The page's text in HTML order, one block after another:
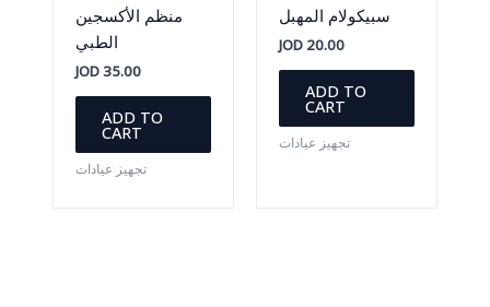
منظم الأكسجين
الطبي
JOD35.00
ADD TO
CART
تجهيز عيادات
سبيكولام المهبل
JOD 20.00
ADD TO
CART
تجهيز عيادات